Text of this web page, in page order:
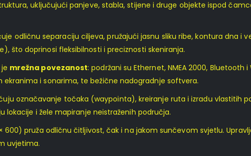
uključujući panjeve, stabla, stijene i druge objekte ispod
odličnu separaciju ciljeva, pružajući jasnu sliku ribe, kontura dna i
što doprinosi fleksibilnosti i preciznosti skeniranja.
mrežna povezanost: podržani su Ethernet, NMEA 2000,
ekranima i sonarima, te bežične nadogradnje softvera.
označavanje točaka (waypointa), kreiranje ruta i izradu vlastitih
lokacije i žele mapiranje neistraženih područja.
600) pruža odličnu čitljivost, čak i na jakom sunčevom svjetlu.
uvjetima.